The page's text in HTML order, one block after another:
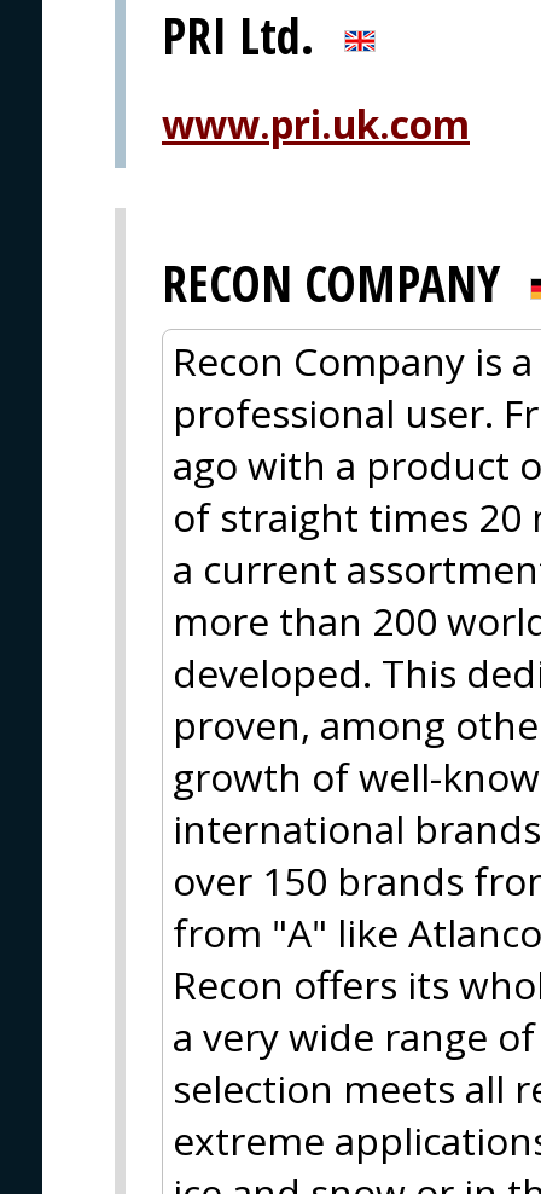
PRI Ltd.
www.pri.uk.com
RECON COMPANY
Recon Company is
professional user.
ago with a product
of straight times 20
a current
more than 200
developed. This
proven, among
growth of well-
international
over 150 brands
from "A" like
Recon offers its
a very wide range
selection meets all
extreme